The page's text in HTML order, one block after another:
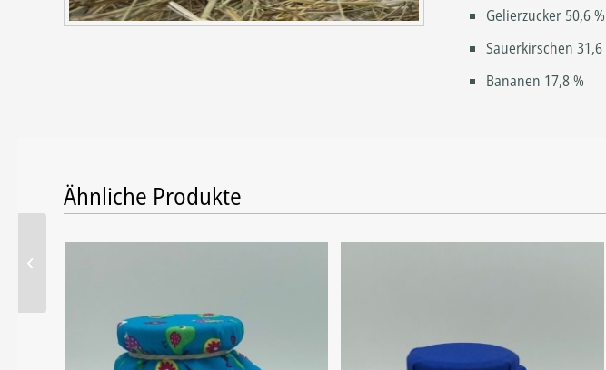
Gelierzucker 50,6
Sauerkirschen 31,6
Bananen 17,8 %
Ähnliche Produkte